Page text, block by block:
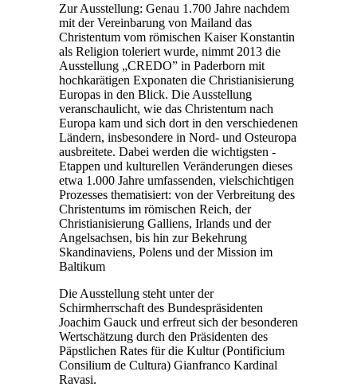
Zur Ausstellung: Genau 1.700 Jahre nachdem
mit der Vereinbarung von Mailand das
Christentum vom römischen Kaiser Konstantin
als Religion toleriert wurde, nimmt 2013 die
Ausstellung „CREDO” in Paderborn mit
hochkarätigen Exponaten die Christianisierung
Europas in den Blick. Die Ausstellung
veranschaulicht, wie das Christentum nach
Europa kam und sich dort in den verschiedenen
Ländern, insbesondere in Nord- und Osteuropa
ausbreitete. Dabei werden die wichtigsten ­
Etappen und kulturellen Veränderungen dieses
etwa 1.000 Jahre umfassenden, vielschichtigen
Prozesses thematisiert: von der Verbreitung des
Christentums im römischen Reich, der
Christianisierung Galliens, Irlands und der
Angelsachsen, bis hin zur Bekehrung
Skandinaviens, Polens und der Mission im
Baltikum
Die Ausstellung steht unter der
Schirmherrschaft des Bundespräsidenten
Joachim Gauck und erfreut sich der besonderen
Wertschätzung durch den Präsidenten des
Päpstlichen Rates für die Kultur (Pontificium
Consilium de Cultura) Gianfranco Kardinal
Ravasi.